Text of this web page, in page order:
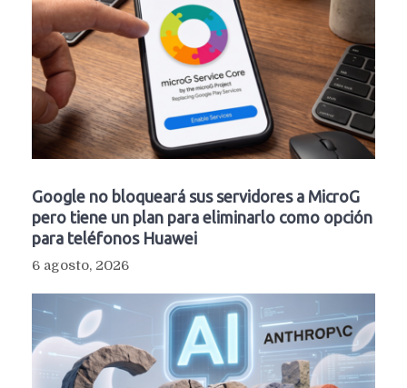
Google no bloqueará sus servidores a MicroG
pero tiene un plan para eliminarlo como opción
para teléfonos Huawei
6 agosto, 2026